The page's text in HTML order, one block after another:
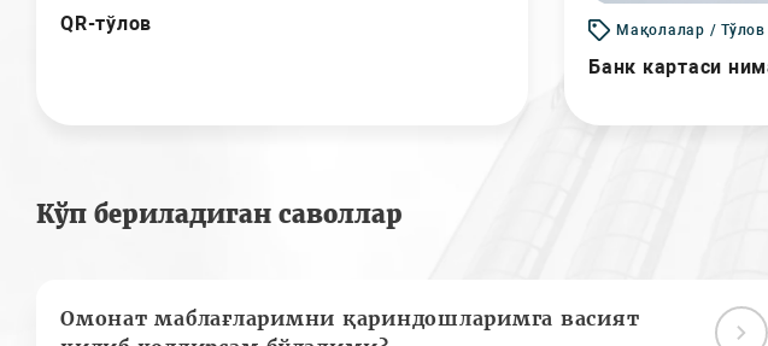
QR-тўлов Мақолалар / Тўлов
Банк картаси
Кўп бериладиган саволлар
Омонат маблағларимни қариндошларимга васият